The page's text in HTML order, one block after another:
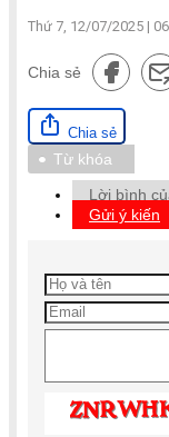
Thứ 7, 12/07/2025 |
Chia sẻ
Chia sẻ
Từ khóa
Lời bình
Gửi ý kiến